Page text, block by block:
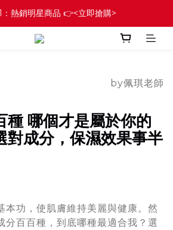
：熱銷明星商品 👉<立即搶購>
by佩琪老師
種 哪個才是屬於你的
對成分，保濕效果事半
本功，使肌膚維持美麗與健康。然
分百百種，到底哪種最適合我？選